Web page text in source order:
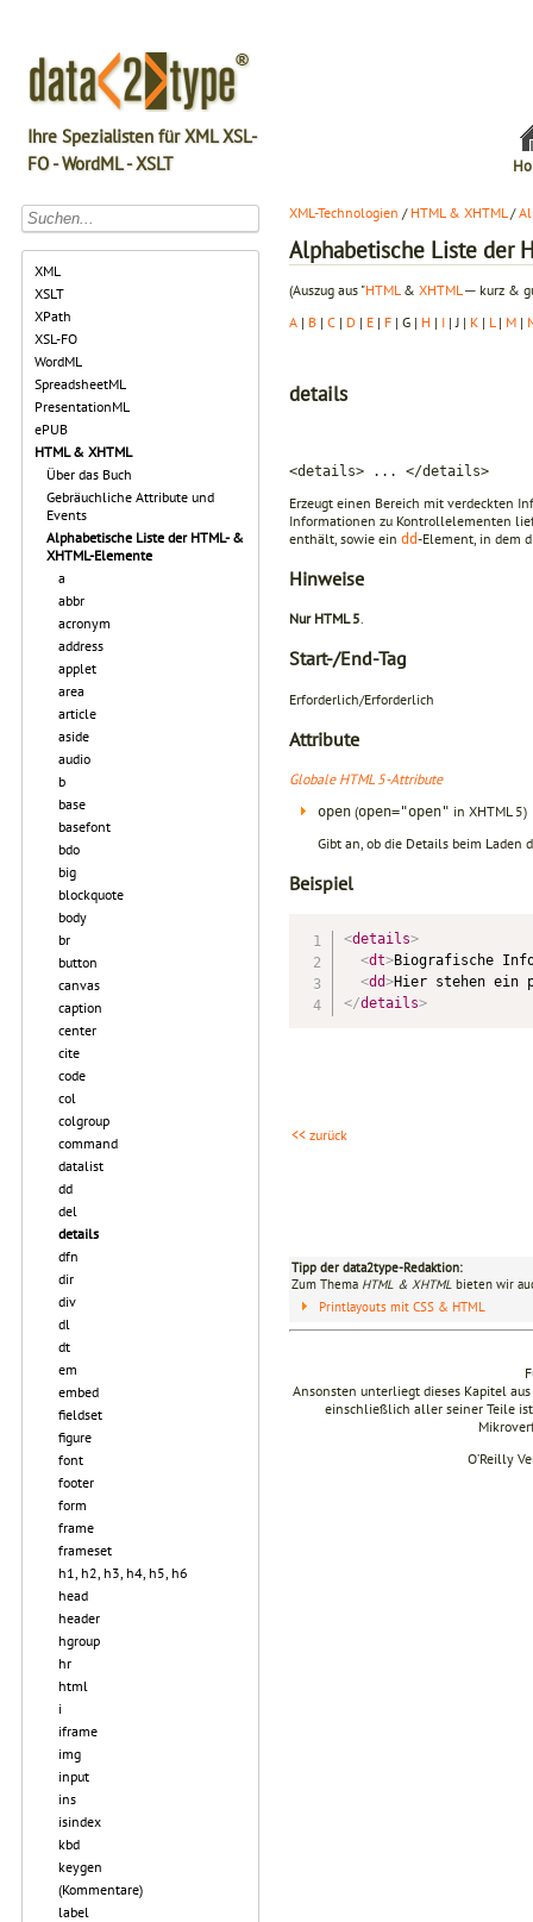
Ihre Spezialisten für XML XSL-
FO - WordML - XSLT
XML
XSLT
XPath
XSL-FO
WordML
SpreadsheetML
PresentationML
ePUB
HTML & XHTML
Über das Buch
Gebräuchliche Attribute und
Events
Alphabetische Liste der HTML- &
XHTML-Elemente
a
abbr
acronym
address
applet
area
article
aside
audio
b
base
basefont
bdo
big
blockquote
body
br
button
canvas
caption
center
cite
code
col
colgroup
command
datalist
dd
del
details
dfn
dir
div
dl
dt
em
embed
fieldset
figure
font
footer
form
frame
frameset
h1, h2, h3, h4, h5, h6
head
header
hgroup
hr
html
i
iframe
img
input
ins
isindex
kbd
keygen
(Kommentare)
label
XML-Technologien / HTML & XHTML/
Alphabetische Liste der
(Auszug aus "HTML & XHTML ─ kurz &
A | B | C | D | E | F | G | H | I | J | K | L | M |
details
<details> ... </details>
Erzeugt einen Bereich mit verdeckten
Informationen zu Kontrollelementen
enthält, sowie ein dd-Element, in dem
Hinweise
Nur HTML 5.
Start-/End-Tag
Erforderlich/Erforderlich
Attribute
Globale HTML 5-Attribute
open (open="open" in XHTML 5)
Gibt an, ob die Details beim Laden
Beispiel
<details>
<dt>Biografische
<dd>Hier stehen ein
</details>
<< zurück
Tipp der data2type-Redaktion:
Zum Thema HTML & XHTML bieten wir
Printlayouts mit CSS & HTML
Ansonsten unterliegt dieses Kapitel
einschließlich aller seiner Teile
O’Reilly